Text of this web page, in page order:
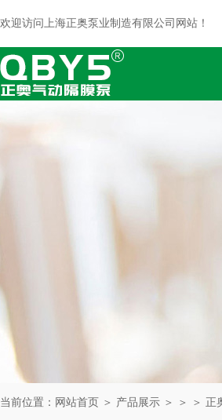
欢迎访问上海正奥泵业制造有限公司网站！
当前位置： 网站首页 ＞ 产品展示 ＞ ＞ ＞ 正